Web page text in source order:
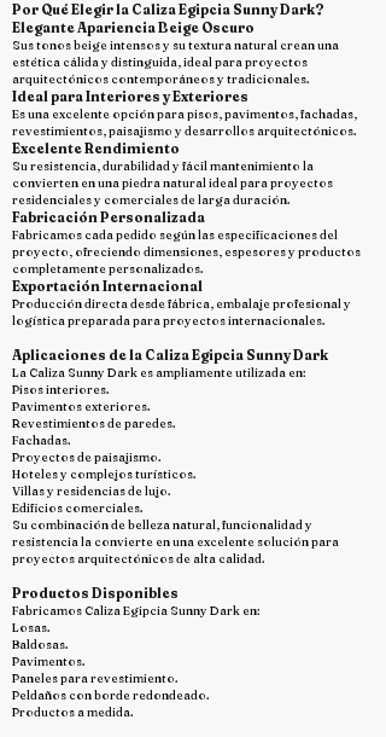
Por Qué Elegir la Caliza Egipcia Sunny Dark?
Elegante Apariencia Beige Oscuro
Sus tonos beige intensos y su textura natural crean una
estética cálida y distinguida, ideal para proyectos
arquitectónicos contemporáneos y tradicionales.
Ideal para Interiores y Exteriores
Es una excelente opción para pisos, pavimentos, fachadas,
revestimientos, paisajismo y desarrollos arquitectónicos.
Excelente Rendimiento
Su resistencia, durabilidad y fácil mantenimiento la
convierten en una piedra natural ideal para proyectos
residenciales y comerciales de larga duración.
Fabricación Personalizada
Fabricamos cada pedido según las especificaciones del
proyecto, ofreciendo dimensiones, espesores y productos
completamente personalizados.
Exportación Internacional
Producción directa desde fábrica, embalaje profesional y
logística preparada para proyectos internacionales.
Aplicaciones de la Caliza Egipcia Sunny Dark
La Caliza Sunny Dark es ampliamente utilizada en:
Pisos interiores.
Pavimentos exteriores.
Revestimientos de paredes.
Fachadas.
Proyectos de paisajismo.
Hoteles y complejos turísticos.
Villas y residencias de lujo.
Edificios comerciales.
Su combinación de belleza natural, funcionalidad y
resistencia la convierte en una excelente solución para
proyectos arquitectónicos de alta calidad.
Productos Disponibles
Fabricamos Caliza Egipcia Sunny Dark en:
Losas.
Baldosas.
Pavimentos.
Paneles para revestimiento.
Peldaños con borde redondeado.
Productos a medida.